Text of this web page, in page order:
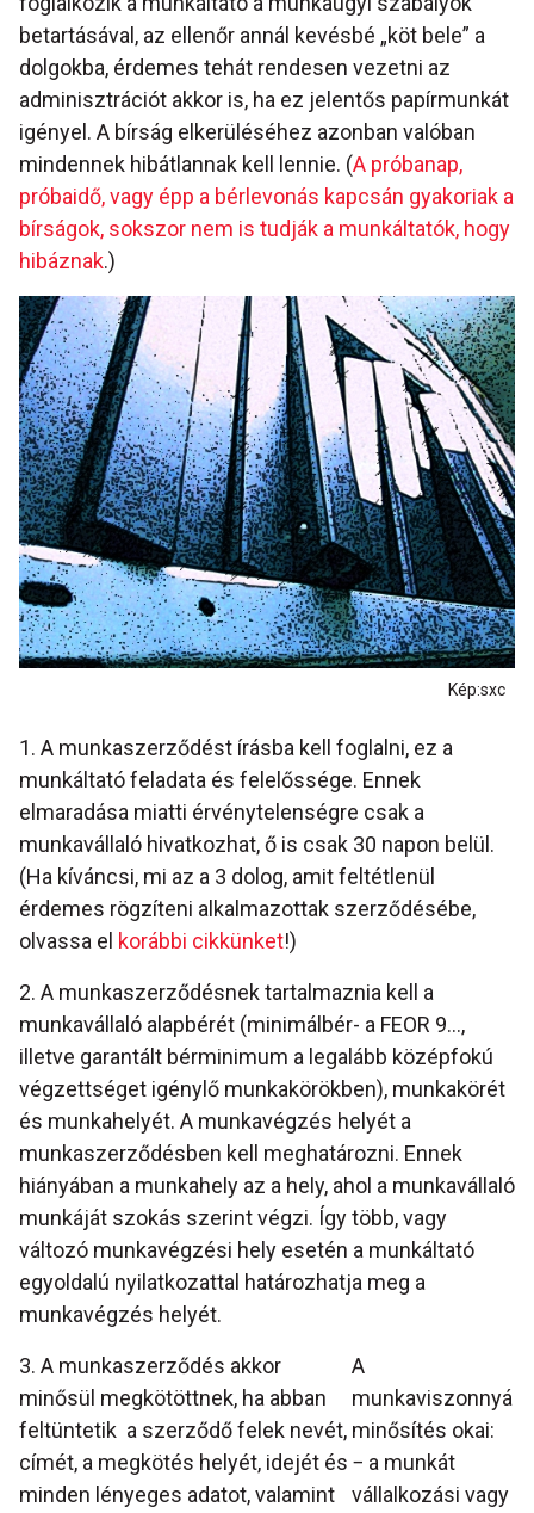
betartásával, az ellenőr annál kevésbé „köt bele” a
dolgokba, érdemes tehát rendesen vezetni az
adminisztrációt akkor is, ha ez jelentős papírmunkát
igényel. A bírság elkerüléséhez azonban valóban
mindennek hibátlannak kell lennie. (A próbanap,
próbaidő, vagy épp a bérlevonás kapcsán gyakoriak a
bírságok, sokszor nem is tudják a munkáltatók, hogy
hibáznak.)
Kép:sxc
1. A munkaszerződést írásba kell foglalni, ez a
munkáltató feladata és felelőssége. Ennek
elmaradása miatti érvénytelenségre csak a
munkavállaló hivatkozhat, ő is csak 30 napon belül.
(Ha kíváncsi, mi az a 3 dolog, amit feltétlenül
érdemes rögzíteni alkalmazottak szerződésébe,
olvassa el korábbi cikkünket!)
2. A munkaszerződésnek tartalmaznia kell a
munkavállaló alapbérét (minimálbér- a FEOR 9...,
illetve garantált bérminimum a legalább középfokú
végzettséget igénylő munkakörökben), munkakörét
és munkahelyét. A munkavégzés helyét a
munkaszerződésben kell meghatározni. Ennek
hiányában a munkahely az a hely, ahol a munkavállaló
munkáját szokás szerint végzi. Így több, vagy
változó munkavégzési hely esetén a munkáltató
egyoldalú nyilatkozattal határozhatja meg a
munkavégzés helyét.
A
munkaviszonnyá
minősítés okai:
− a munkát
vállalkozási vagy
3. A munkaszerződés akkor
minősül megkötöttnek, ha abban
feltüntetik a szerződő felek nevét,
címét, a megkötés helyét, idejét és
minden lényeges adatot, valamint